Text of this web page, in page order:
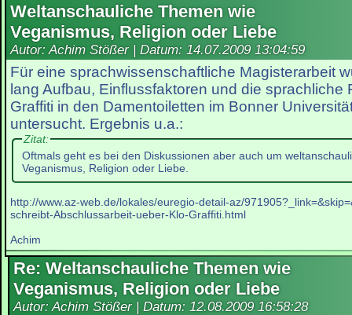
Weltanschauliche Themen wie
Veganismus, Religion oder Liebe
Autor: Achim Stößer | Datum: 14.07.2009 13:04:59
Für eine sprachwissenschaftliche Magisterarbeit
lang Aufbau, Einflussfaktoren und die sprachliche
Graffiti in den Damentoiletten im Bonner
untersucht. Ergebnis u.a.:
Zitat:
Oftmals geht es bei den Diskussionen aber auch um
Veganismus, Religion oder Liebe.
http://www.az-web.de/lokales/euregio-detail-az/
schreibt-Abschlussarbeit-ueber-Klo-Graffiti.html
Achim
Re: Weltanschauliche Themen wie
Veganismus, Religion oder Liebe
Autor: Achim Stößer | Datum: 12.08.2009 16:58:28